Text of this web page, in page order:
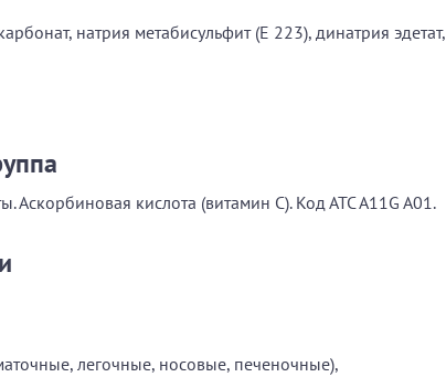
натрия метабисульфит (Е 223), динатрия эдетат,
Аскорбиновая кислота (витамин С). Код АТС А11G A01.
легочные, носовые, печеночные),